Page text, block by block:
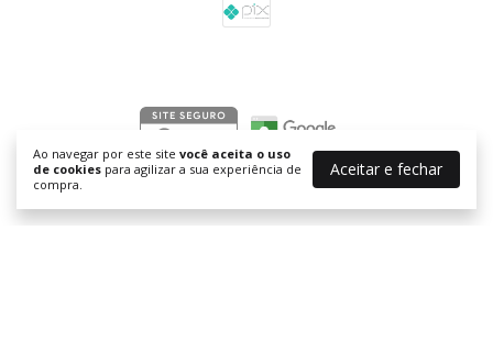
Ao navegar por este site você aceita o uso
de cookies para agilizar a sua experiência de
compra.
Aceitar e fechar